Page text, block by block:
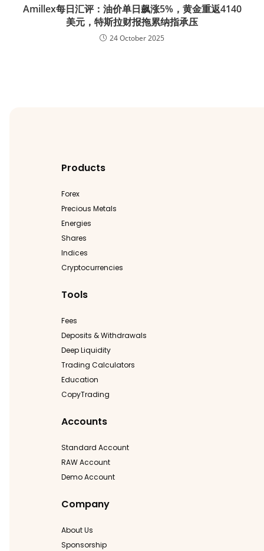
Amillex每日汇评：油价单日飙涨5%，黄金重返4140
美元，特斯拉财报拖累纳指承压
24 October 2025
Products
Forex
Precious Metals
Energies
Shares
Indices
Cryptocurrencies
Tools
Fees
Deposits & Withdrawals
Deep Liquidity
Trading Calculators
Education
CopyTrading
Accounts
Standard Account
RAW Account
Demo Account
Company
About Us
Sponsorship